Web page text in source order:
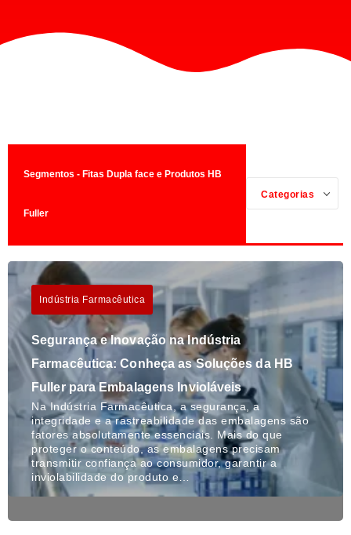
Segmentos - Fitas Dupla face e Produtos HB
Fuller
Categorias
Indústria Farmacêutica
Segurança e Inovação na Indústria
Farmacêutica: Conheça as Soluções da HB
Fuller para Embalagens Invioláveis
Na Indústria Farmacêutica, a segurança, a
integridade e a rastreabilidade das embalagens são
fatores absolutamente essenciais. Mais do que
proteger o conteúdo, as embalagens precisam
transmitir confiança ao consumidor, garantir a
inviolabilidade do produto e…